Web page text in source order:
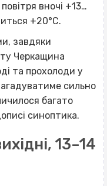
вночі +13…
+20°С.
завдяки
Черкащина
та прохолоди у
сильно
багато
синоптика.
13–14